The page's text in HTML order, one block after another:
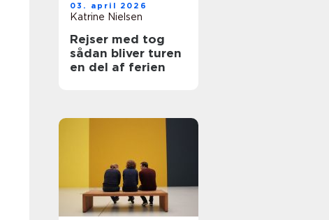
03. april 2026
Katrine Nielsen
Rejser med tog
sådan bliver turen
en del af ferien